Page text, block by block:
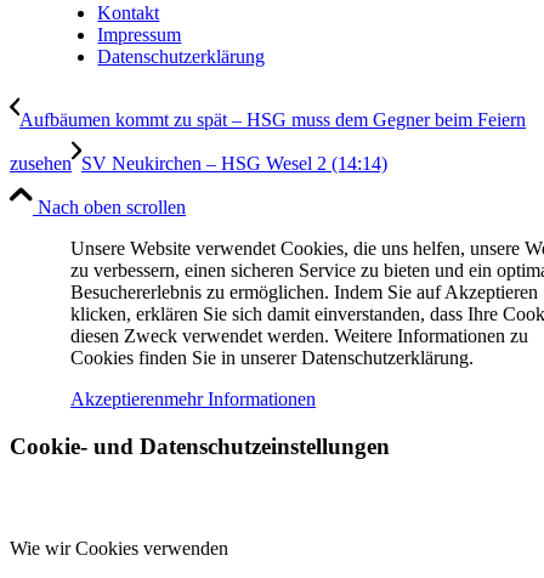
Kontakt
Impressum
Datenschutzerklärung
Aufbäumen kommt zu spät – HSG muss dem Gegner beim Feiern
zusehen SV Neukirchen – HSG Wesel 2 (14:14)
Nach oben scrollen
Unsere Website verwendet Cookies, die uns helfen, unsere
zu verbessern, einen sicheren Service zu bieten und ein
Besuchererlebnis zu ermöglichen. Indem Sie auf Akzeptieren
klicken, erklären Sie sich damit einverstanden, dass Ihre
diesen Zweck verwendet werden. Weitere Informationen zu
Cookies finden Sie in unserer Datenschutzerklärung.
Akzeptierenmehr Informationen
Cookie- und Datenschutzeinstellungen
Wie wir Cookies verwenden